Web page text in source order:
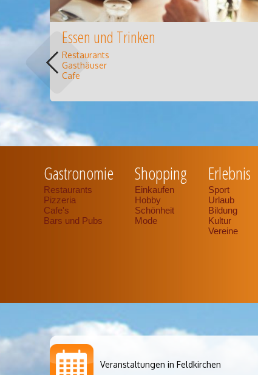
Essen und Trinken
Restaurants
Gasthäuser
Cafe
Gastronomie
Restaurants
Pizzeria
Cafe's
Bars und Pubs
Shopping
Einkaufen
Hobby
Schönheit
Mode
Erlebnis
Sport
Urlaub
Bildung
Kultur
Vereine
Veranstaltungen in Feldkirchen